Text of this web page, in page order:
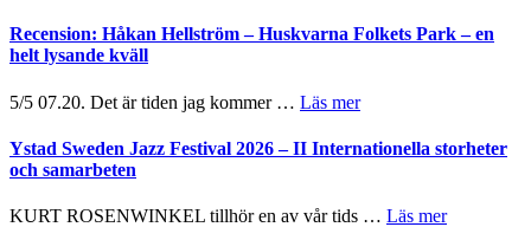
Recension: Håkan Hellström – Huskvarna Folkets Park – en
helt lysande kväll
5/5 07.20. Det är tiden jag kommer … Läs merom
Håkan
Huskvarna
Folkets
Ystad Sweden Jazz Festival 2026 – II Internationella storheter
och samarbeten
KURT ROSENWINKEL tillhör en av vår tids … Läs merom